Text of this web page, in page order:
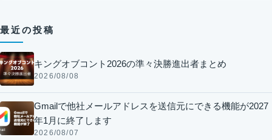
最近の投稿
キングオブコント2026の準々決勝進出者まとめ
2026/08/08
Gmailで他社メールアドレスを送信元にできる機能が2027
年1月に終了します
2026/08/07